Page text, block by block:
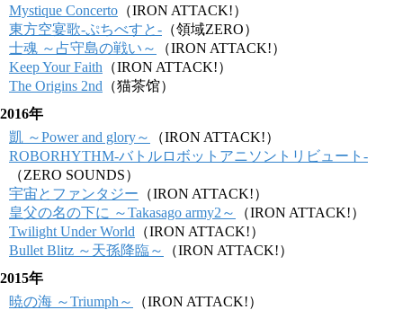
Mystique Concerto （IRON ATTACK!）
東方空宴歌-ぷちべすと- （領域ZERO）
士魂 ～占守島の戦い～
（IRON ATTACK!）
Keep Your Faith （IRON ATTACK!）
The Origins 2nd （猫茶馆）
2016年
凱 ～Power and glory～
（IRON ATTACK!）
ROBORHYTHM-バトルロボットアニソントリビュート-
（ZERO SOUNDS）
宇宙とファンタジー （IRON ATTACK!）
皇父の名の下に ～Takasago army2～
（IRON ATTACK!）
Twilight Under World （IRON ATTACK!）
Bullet Blitz ～天孫降臨～
（IRON ATTACK!）
2015年
暁の海 ～Triumph～
（IRON ATTACK!）